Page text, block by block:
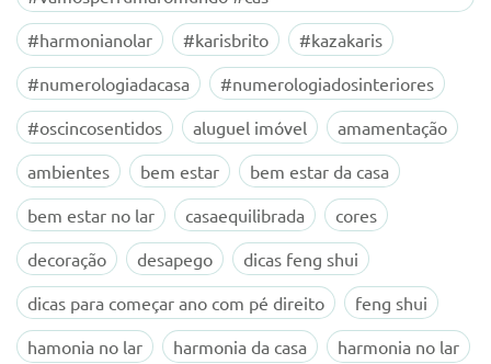
#harmonianolar
#karisbrito
#kazakaris
#numerologiadacasa
#numerologiadosinteriores
#oscincosentidos
aluguel imóvel
amamentação
ambientes
bem estar
bem estar da casa
bem estar no lar
casaequilibrada
cores
decoração
desapego
dicas feng shui
dicas para começar ano com pé direito
feng shui
hamonia no lar
harmonia da casa
harmonia no lar